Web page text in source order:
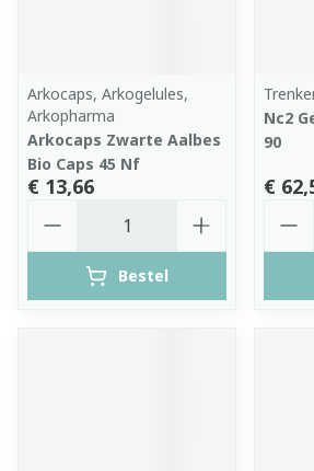
Arkocaps, Arkogelules,
Arkopharma
Arkocaps Zwarte Aalbes
Bio Caps 45 Nf
€ 13,66
Bestel
Nc2
90
€